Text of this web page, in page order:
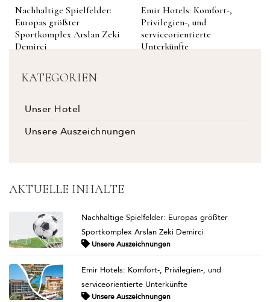
Nachhaltige Spielfelder:
Europas größter
Sportkomplex Arslan Zeki
Demirci
Emir Hotels: Komfort-,
Privilegien-, und
serviceorientierte
Unterkünfte
KATEGORIEN
Unser Hotel
Unsere Auszeichnungen
AKTUELLE INHALTE
Nachhaltige Spielfelder: Europas größter
Sportkomplex Arslan Zeki Demirci
Unsere Auszeichnungen
Emir Hotels: Komfort-, Privilegien-, und
serviceorientierte Unterkünfte
Unsere Auszeichnungen